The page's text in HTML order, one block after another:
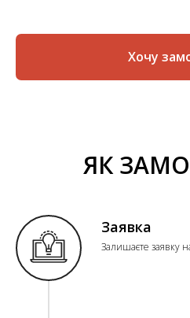
Хочу
ЯК
Заявка
Залишаєте заявку